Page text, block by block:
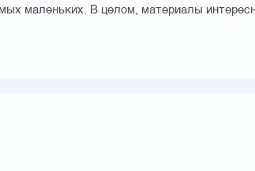
маленьких. В целом, материалы